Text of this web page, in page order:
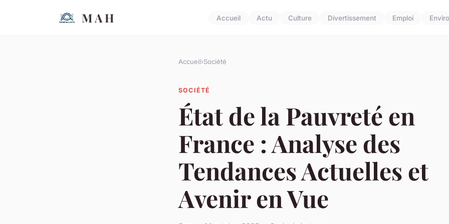
M A H Accueil Actu Culture Divertissement Emploi
Accueil›Société
SOCIÉTÉ
État de la Pauvreté en
France : Analyse des
Tendances Actuelles et
Avenir en Vue